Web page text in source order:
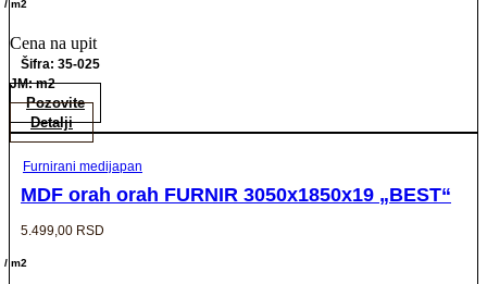
/ m2
Cena na upit
Šifra: 35-025
JM: m2
Pozovite
Detalji
Furnirani medijapan
MDF orah orah FURNIR 3050x1850x19 „BEST“
5.499,00 RSD
/ m2